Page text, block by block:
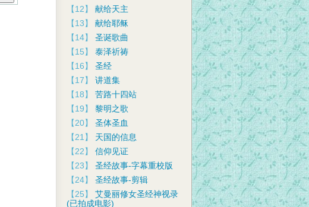
【12】 献给天主
【13】 献给耶稣
【14】 圣诞歌曲
【15】 泰泽祈祷
【16】 圣经
【17】 讲道集
【18】 苦路十四站
【19】 黎明之歌
【20】 圣体圣血
【21】 天国的信息
【22】 信仰见证
【23】 圣经故事-字幕重校版
【24】 圣经故事-剪辑
【25】 艾曼丽修女圣经神视录
(已拍成电影)